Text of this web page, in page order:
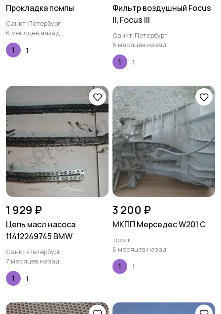
Прокладка помпы
Санкт-Петербург
6 месяцев назад
1
Фильтр воздушный Focus
II, Focus III
Санкт-Петербург
6 месяцев назад
1
1 929 ₽
Цепь масл насоса
11412249745 BMW
Санкт-Петербург
7 месяцев назад
1
3 200 ₽
МКПП Мерседес W201 C
Томск
6 месяцев назад
1